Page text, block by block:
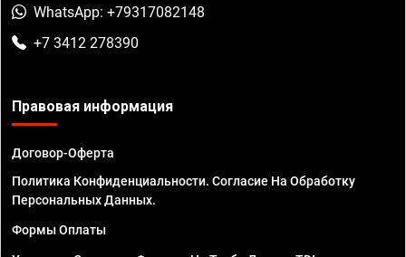
WhatsApp: +79317082148
+7 3412 278390
Правовая информация
Договор-Оферта
Политика Конфиденциальности. Согласие На Обработку
Персональных Данных.
Формы Оплаты